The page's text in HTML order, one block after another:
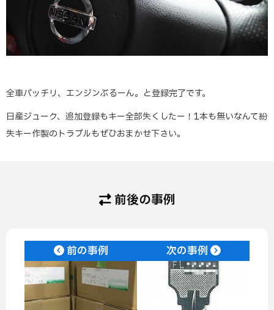
全車バッチリ、エンジンぶるーん。と登録完了です。
日産ジューク、追加登録もキー全部失くしたー！1本も無いなんて紛
失キー作製のトラブルもぜひおまかせ下さい。
前後の事例
前の事例 次の事例